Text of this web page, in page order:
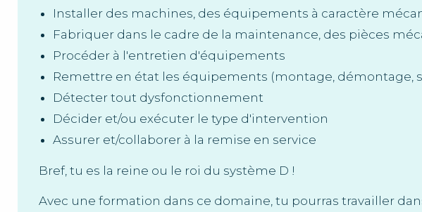
Installer des machines, des équipements à caractère
Fabriquer dans le cadre de la maintenance, des pièces
Procéder à l'entretien d'équipements
Remettre en état les équipements (montage, démontage,
Détecter tout dysfonctionnement
Décider et/ou exécuter le type d'intervention
Assurer et/collaborer à la remise en service
Bref, tu es la reine ou le roi du système D !
Avec une formation dans ce domaine, tu pourras travailler